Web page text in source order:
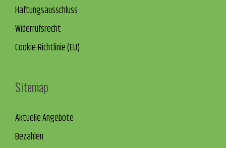
Haftungsausschluss
Widerrufsrecht
Cookie-Richtlinie (EU)
Sitemap
Aktuelle Angebote
Bezahlen